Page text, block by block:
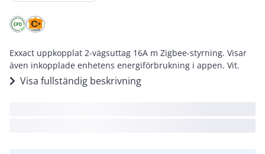
Exxact uppkopplat 2-vägsuttag 16A m Zigbee-styrning. Visar
även inkopplade enhetens energiförbrukning i appen. Vit.
Visa fullständig beskrivning